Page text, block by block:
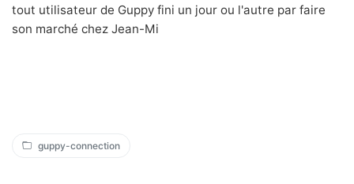
tout utilisateur de Guppy fini un jour ou l'autre par faire
son marché chez Jean-Mi
guppy-connection